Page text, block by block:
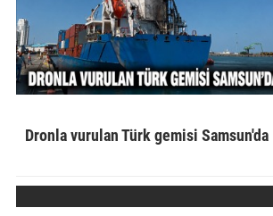
Dronla vurulan Türk gemisi Samsun'da